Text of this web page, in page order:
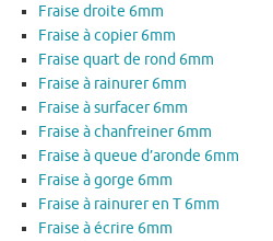
Fraise droite 6mm
Fraise à copier 6mm
Fraise quart de rond 6mm
Fraise à rainurer 6mm
Fraise à surfacer 6mm
Fraise à chanfreiner 6mm
Fraise à queue d’aronde 6mm
Fraise à gorge 6mm
Fraise à rainurer en T 6mm
Fraise à écrire 6mm